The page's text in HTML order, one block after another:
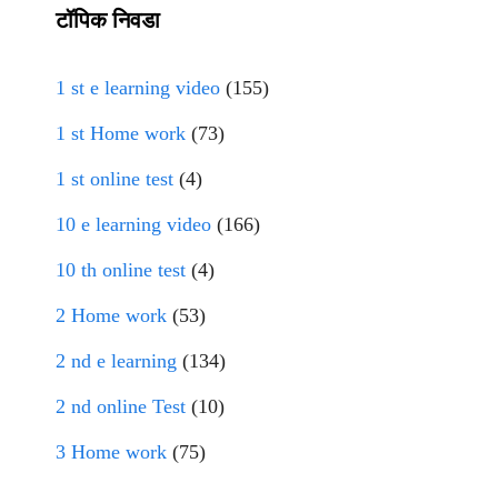
टॉपिक निवडा
1 st e learning video (155)
1 st Home work (73)
1 st online test (4)
10 e learning video (166)
10 th online test (4)
2 Home work (53)
2 nd e learning (134)
2 nd online Test (10)
3 Home work (75)